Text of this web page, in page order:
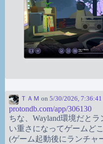
ＴＡＭ on 5/30/2026, 7:36:41
protondb.com/app/306130
ちな、Wayland環境だと
い重さになってゲームど
(ゲーム起動後にランチャ